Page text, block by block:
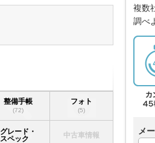
整備手帳
(72)
フォト
(5)
グレード・
スペック
中古車情報
複数
調べ
メ